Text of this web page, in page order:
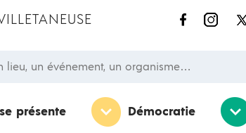
un événement, un organisme…
présente Démocratie